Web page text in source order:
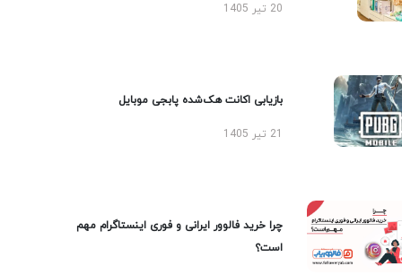
20 تیر 1405
بازیابی اکانت هک‌شده پابجی موبایل
چرا خرید فالوور ایرانی و فوری اینستاگرام مهم
است؟